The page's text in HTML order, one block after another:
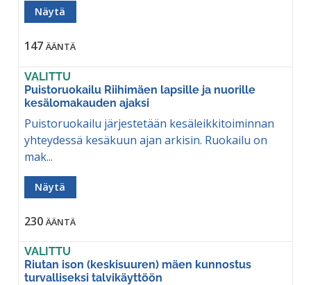
Näytä
147 ÄÄNTÄ
VALITTU
Puistoruokailu Riihimäen lapsille ja nuorille
kesälomakauden ajaksi
Puistoruokailu järjestetään kesäleikkitoiminnan
yhteydessä kesäkuun ajan arkisin. Ruokailu on
mak...
Näytä
230 ÄÄNTÄ
VALITTU
Riutan ison (keskisuuren) mäen kunnostus
turvalliseksi talvikäyttöön